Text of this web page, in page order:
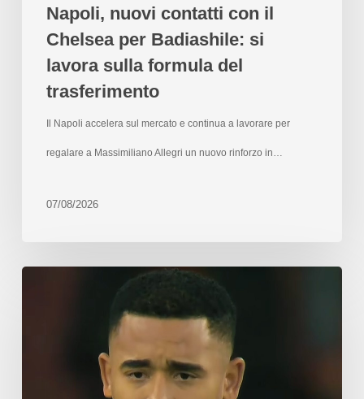
Napoli, nuovi contatti con il
Chelsea per Badiashile: si
lavora sulla formula del
trasferimento
Il Napoli accelera sul mercato e continua a lavorare per
regalare a Massimiliano Allegri un nuovo rinforzo in…
07/08/2026